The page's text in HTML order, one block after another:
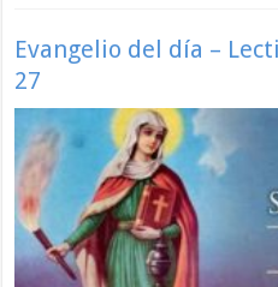
Evangelio del día –
27